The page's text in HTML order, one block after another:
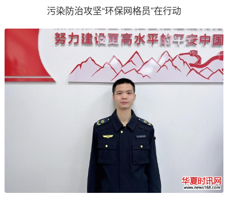
污染防治攻坚“环保网格员”在行动